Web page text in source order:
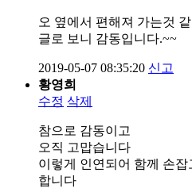
오 옆에서 편해져 가는것
글로 보니 감동입니다.~~
2019-05-07 08:35:20 신고
황영희
수정 삭제
참으로 감동이고
오직 고맙습니다
이렇게 인연되어 함께 손
합니다